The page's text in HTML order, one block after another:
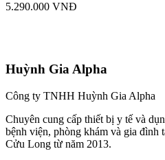
5.290.000 VNĐ
Huỳnh Gia Alpha
Công ty TNHH Huỳnh Gia Alpha
Chuyên cung cấp thiết bị y tế và
bệnh viện, phòng khám và gia
Cửu Long từ năm 2013.